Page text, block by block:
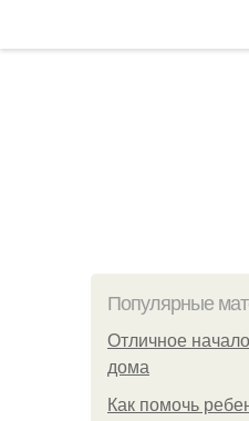
Популярные
Отличное
дома
Как помочь